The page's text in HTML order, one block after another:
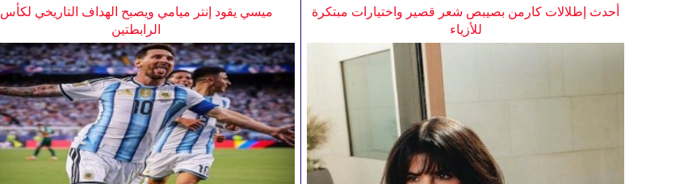
ميسي يقود إنتر ميامي ويصبح الهداف التاريخي لكأس
الرابطتين
أحدث إطلالات كارمن بصيبص شعر قصير واختيارات مبتكرة
للأزياء